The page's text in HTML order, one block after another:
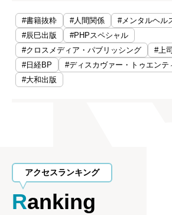
#書籍抜粋 #人間関係
#メンタルヘル
#辰巳出版
#PHPスペシャル
#クロスメディア・パブリッシング
#上
#日経BP
#ディスカヴァー・トゥエンテ
#大和出版
アクセスランキング
Ranking